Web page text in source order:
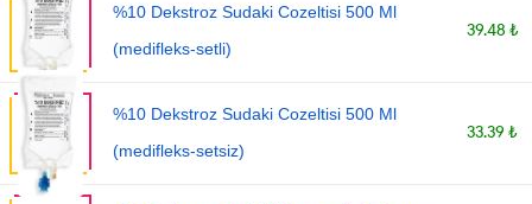
%10 Dekstroz Sudaki Cozeltisi 500 Ml
(medifleks-setli)
39.48 ₺
%10 Dekstroz Sudaki Cozeltisi 500 Ml
(medifleks-setsiz)
33.39 ₺